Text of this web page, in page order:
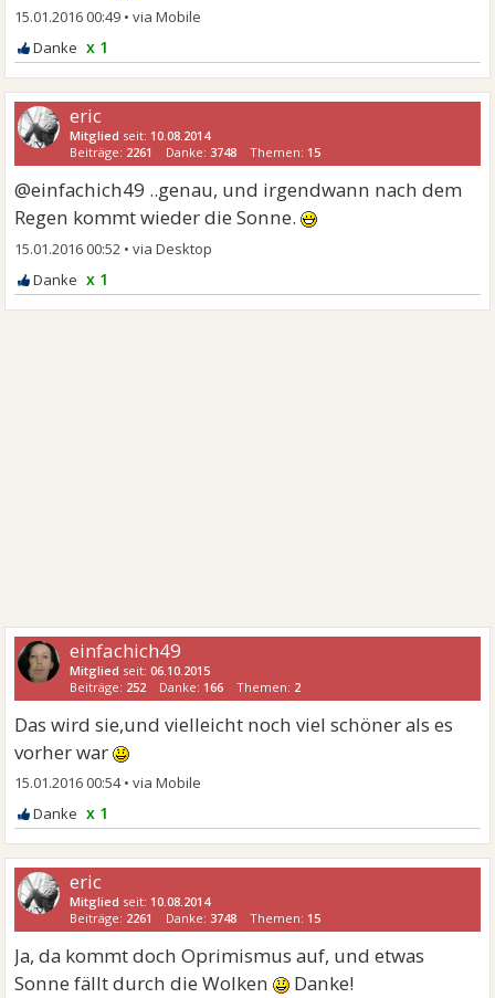
15.01.2016 00:49 •
x 1
eric
Mitglied seit: 10.08.2014
Beiträge: 2261 Danke:3748 Themen: 15
@einfachich49 ..genau, und irgendwann nach dem
Regen kommt wieder die Sonne.
15.01.2016 00:52 •
x 1
einfachich49
Mitglied seit:06.10.2015
Beiträge: 252 Danke: 166 Themen: 2
Das wird sie,und vielleicht noch viel schöner als es
vorher war
15.01.2016 00:54•
x 1
eric
Mitglied seit: 10.08.2014
Beiträge: 2261 Danke:3748 Themen: 15
Ja, da kommt doch Oprimismus auf, und etwas
Sonne fällt durch die Wolken
Danke!